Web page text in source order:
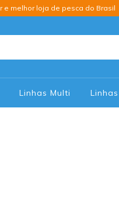
e melhor loja de pesca do Brasil
Linhas Multi